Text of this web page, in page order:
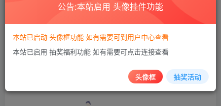
0 评论3 版块0 帖子0 粉丝0
发布 0
公告:本站启用 头像挂件功能
本站已启动 头像框功能 如有需要可到用户中心查看
本站已启用 抽奖福利功能 如有需要可点击连接查看
头像框 抽奖活动